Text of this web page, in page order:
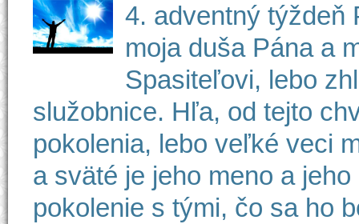
4. adventný týždeň
moja duša Pána a
Spasiteľovi, lebo
služobnice. Hľa, od tejto
pokolenia, lebo veľké veci
a sväté je jeho meno a
pokolenie s tými, čo sa ho